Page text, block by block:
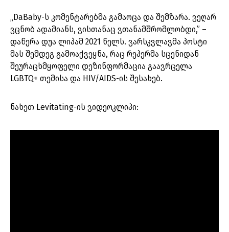
„DaBaby-ს კომენტარებმა გამაოცა და შემზარა. ვეღარ
ვცნობ ადამიანს, ვისთანაც ვთანამშრომლობდი,” –
დაწერა დუა ლიპამ 2021 წელს. ვარსკვლავმა პოსტი
მას შემდეგ გამოაქვეყნა, რაც რეპერმა სცენიდან
შეურაცხმყოფელი დეზინფორმაცია გაავრცელა
LGBTQ+ თემისა და HIV/AIDS-ის შესახებ.
ნახეთ Levitating-ის ვიდეოკლიპი: